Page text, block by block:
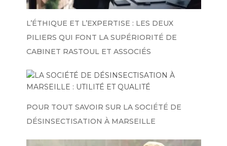
L’ÉTHIQUE ET L’EXPERTISE : LES DEUX
PILIERS QUI FONT LA SUPÉRIORITÉ DE
CABINET RASTOUL ET ASSOCIÉS
POUR TOUT SAVOIR SUR LA SOCIÉTÉ DE
DÉSINSECTISATION À MARSEILLE